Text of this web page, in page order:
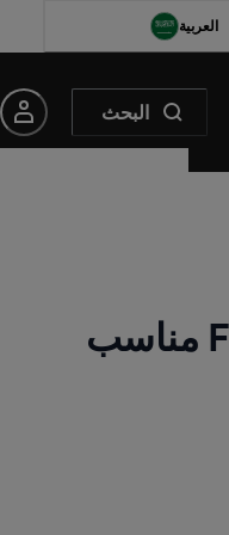
العربية
البحث
حذاء رياضي Fade مناسب